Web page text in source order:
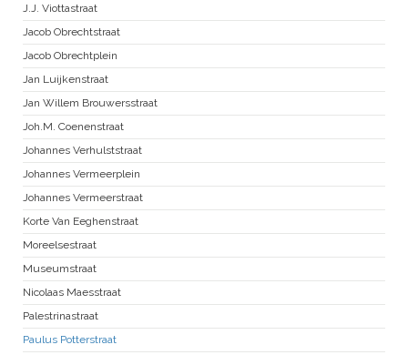
J.J. Viottastraat
Jacob Obrechtstraat
Jacob Obrechtplein
Jan Luijkenstraat
Jan Willem Brouwersstraat
Joh.M. Coenenstraat
Johannes Verhulststraat
Johannes Vermeerplein
Johannes Vermeerstraat
Korte Van Eeghenstraat
Moreelsestraat
Museumstraat
Nicolaas Maesstraat
Palestrinastraat
Paulus Potterstraat